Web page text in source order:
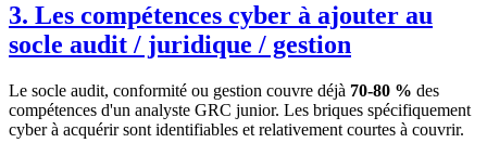
3. Les compétences cyber à ajouter au
socle audit / juridique / gestion
Le socle audit, conformité ou gestion couvre déjà 70-80 % des
compétences d'un analyste GRC junior. Les briques spécifiquement
cyber à acquérir sont identifiables et relativement courtes à couvrir.